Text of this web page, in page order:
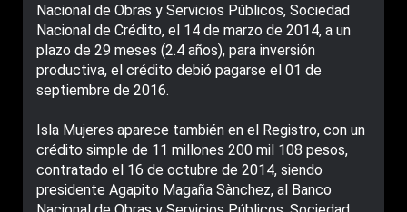
Nacional de Obras y Servicios Públicos, Sociedad
Nacional de Crédito, el 14 de marzo de 2014, a un
plazo de 29 meses (2.4 años), para inversión
productiva, el crédito debió pagarse el 01 de
septiembre de 2016.
Isla Mujeres aparece también en el Registro, con un
crédito simple de 11 millones 200 mil 108 pesos,
contratado el 16 de octubre de 2014, siendo
presidente Agapito Magaña Sànchez, al Banco